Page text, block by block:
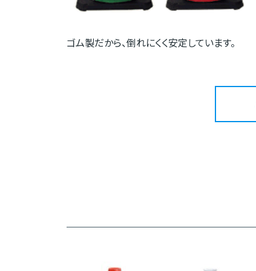
ゴム製だから、倒れにくく安定しています。